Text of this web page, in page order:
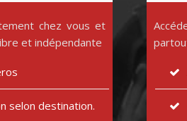
chez vous et
et indépendante
selon destination.